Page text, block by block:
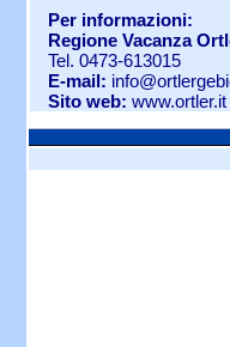
Per informazioni:
Regione Vacanza
Tel. 0473-613015
E-mail:
Sito web: www.ortler.it